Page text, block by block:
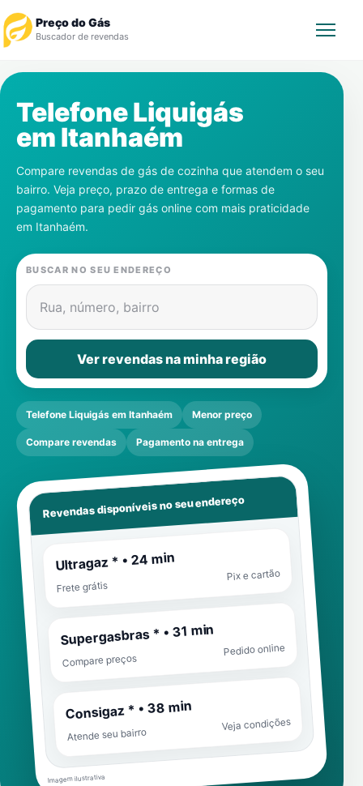
Preço do Gás
Buscador de revendas
Revendedor
Notícias
Cadastre-se
Gás
Contatos
Telefone Liquigás
em Itanhaém
Compare revendas de gás de cozinha que atendem o seu
bairro. Veja preço, prazo de entrega e formas de
pagamento para pedir gás online com mais praticidade
em Itanhaém.
BUSCAR NO SEU ENDEREÇO
Rua, número, bairro
Ver revendas na minha região
Telefone Liquigás em Itanhaém Menor preço
Compare revendas Pagamento na entrega
Revendas disponíveis no seu endereço
Ultragaz * • 24 min
Frete grátis
Pix e cartão
Supergasbras * • 31 min
Compare preços
Pedido online
Consigaz * • 38 min
Atende seu bairro
Veja condições
Imagem ilustrativa